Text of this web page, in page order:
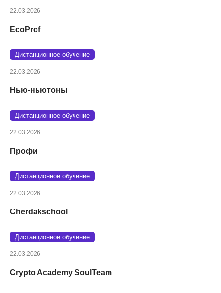
22.03.2026
EcoProf
Дистанционное обучение
22.03.2026
Нью-ньютоны
Дистанционное обучение
22.03.2026
Профи
Дистанционное обучение
22.03.2026
Cherdakschool
Дистанционное обучение
22.03.2026
Crypto Academy SoulTeam